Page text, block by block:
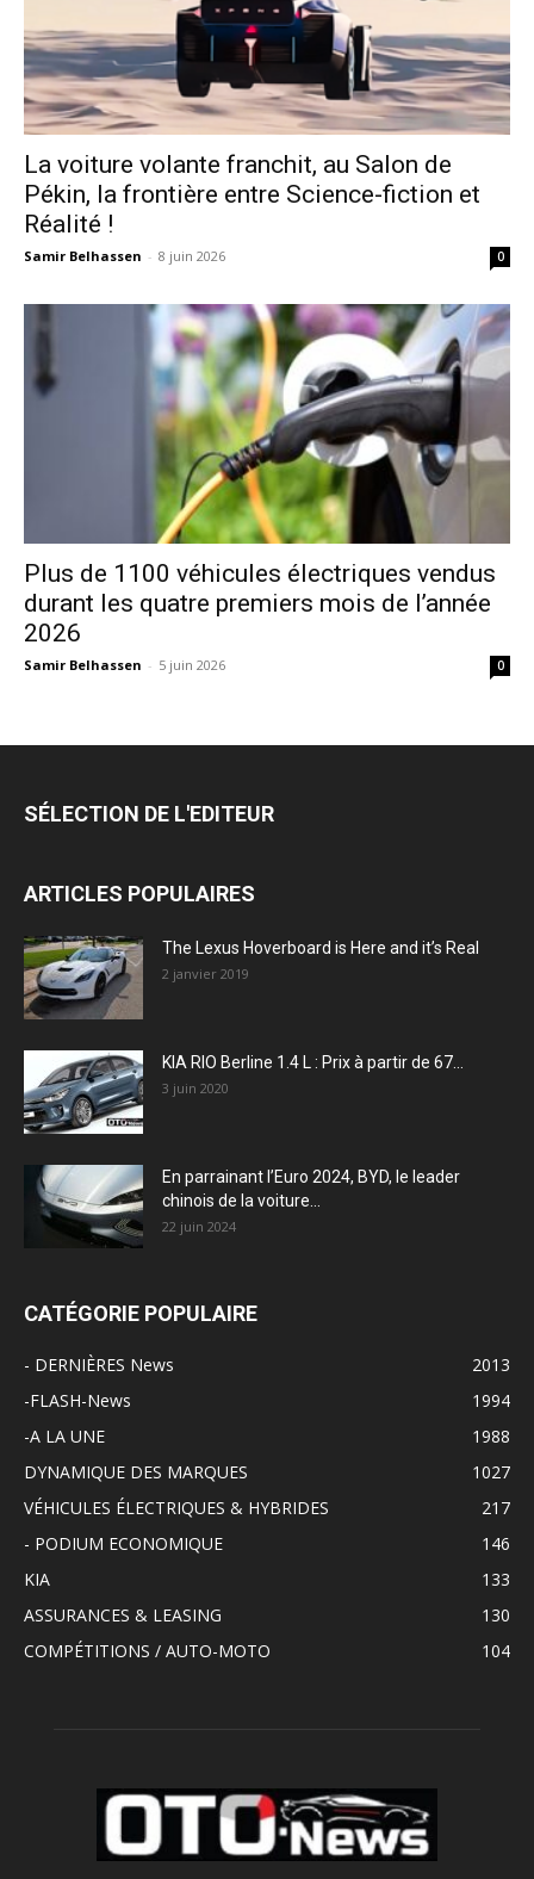
La voiture volante franchit, au Salon de
Pékin, la frontière entre Science-fiction et
Réalité !
Samir Belhassen - 8 juin 2026 0
Plus de 1100 véhicules électriques vendus
durant les quatre premiers mois de l’année
2026
Samir Belhassen - 5 juin 2026 0
SÉLECTION DE L'EDITEUR
ARTICLES POPULAIRES
The Lexus Hoverboard is Here and it’s Real
2 janvier 2019
KIA RIO Berline 1.4 L : Prix à partir de 67...
3 juin 2020
En parrainant l’Euro 2024, BYD, le leader
chinois de la voiture...
22 juin 2024
CATÉGORIE POPULAIRE
- DERNIÈRES News
2013
-FLASH-News
1994
-A LA UNE
1988
DYNAMIQUE DES MARQUES
1027
VÉHICULES ÉLECTRIQUES & HYBRIDES
217
- PODIUM ECONOMIQUE
146
KIA
133
ASSURANCES & LEASING
130
COMPÉTITIONS / AUTO-MOTO
104